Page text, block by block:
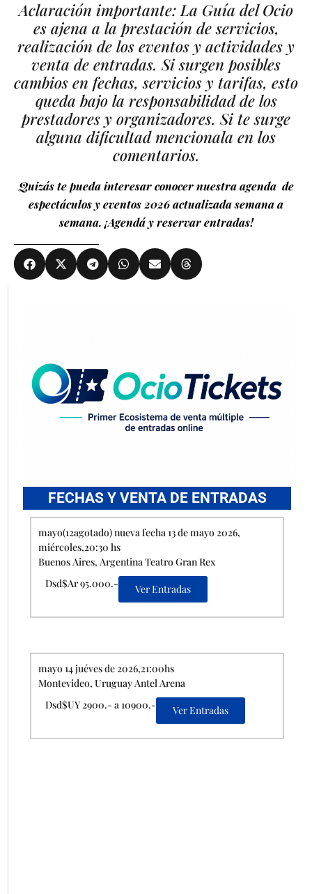
Aclaración importante: La Guía del Ocio
es ajena a la prestación de servicios,
realización de los eventos y actividades y
venta de entradas. Si surgen posibles
cambios en fechas, servicios y tarifas, esto
queda bajo la responsabilidad de los
prestadores y organizadores. Si te surge
alguna dificultad mencionala en los
comentarios.
Quizás te pueda interesar conocer nuestra agenda de
espectáculos y eventos 2026 actualizada semana a
semana. ¡Agendá y reservar entradas!
FECHAS Y VENTA DE ENTRADAS
mayo(12agotado) nueva fecha 13 de mayo 2026,
miércoles,20:30 hs
Buenos Aires, Argentina Teatro Gran Rex
Dsd$Ar 95.000.-
Ver Entradas
mayo 14 juéves de 2026,21:00hs
Montevideo, Uruguay Antel Arena
Dsd$UY 2900.- a 10900.-
Ver Entradas